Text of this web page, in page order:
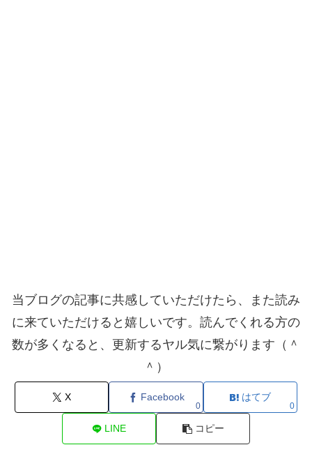
当ブログの記事に共感していただけたら、また読み
に来ていただけると嬉しいです。読んでくれる方の
数が多くなると、更新するヤル気に繋がります（＾
＾）
X Facebook
0
はてブ
0
LINE コピー